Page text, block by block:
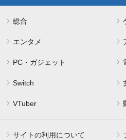
総合
エンタメ
PC・ガジェット
Switch
VTuber
サイトの利用について